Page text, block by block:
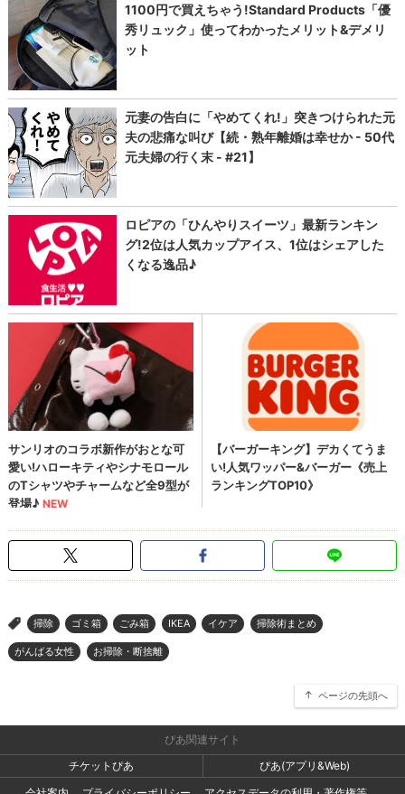
> 掃除 ゴミ箱 ごみ箱 IKEA イケア 掃除術まとめ
がんばる女性 お掃除・断捨離
ページの先頭へ
ぴあ関連サイト
チケットぴあ
ぴあ(アプリ&Web)